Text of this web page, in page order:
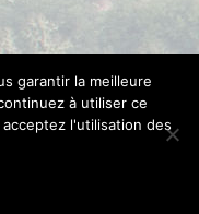
garantir la meilleure
à utiliser ce
l'utilisation des